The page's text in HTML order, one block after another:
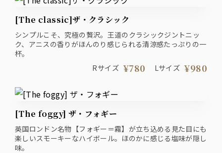
[The classic]ザ・クラシック
シンプルこそ、究極の贅沢。王道のクラシックジントニッ
ク、アニスの香りがほんのり感じられる清涼感たっぷりの一
杯。
Rサイズ ¥780 Lサイズ ¥980
[The foggy] ザ・フォギー
英国ロンドン名物【フォギー＝霧】が立ち込める見た目にも
楽しいスモーキーなハイボール。ほのかに感じる塩味が隠し
味。